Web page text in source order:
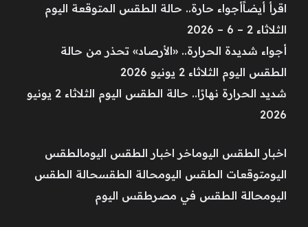
اقرأ أيضاًأجواء حارة.. حالة الطقس المتوقعة اليوم
الثلاثاء 2 – 6 – 2026
أجواء شديدة الحرارة.. «الأرصاد» تحذر من حالة
الطقس اليوم الثلاثاء 2 يونيو 2026
شديد الحرارة نهارًا.. حالة الطقس اليوم الثلاثاء 2 يونيو
2026
اخبار الطقس اليوماخر اخبار الطقس اليومالطقس
اليومتوقعات الطقس اليومحالة الطقسحالة الطقس
اليومحالة الطقس في مصرطقس اليوم